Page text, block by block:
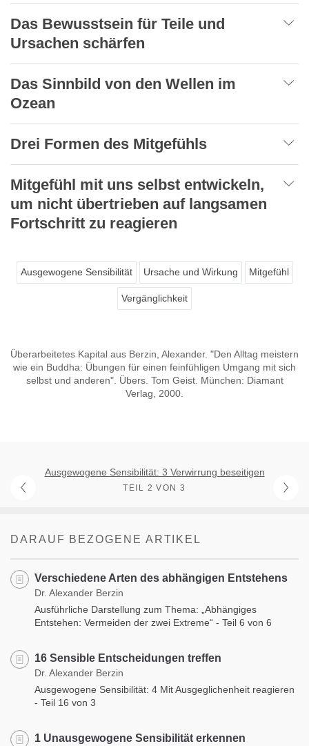
Das Bewusstsein für Teile und
Ursachen schärfen
Das Sinnbild von den Wellen im
Ozean
Drei Formen des Mitgefühls
Mitgefühl mit uns selbst entwickeln,
um nicht übertrieben auf langsamen
Fortschritt zu reagieren
Ausgewogene Sensibilität Ursache und Wirkung Mitgefühl
Vergänglichkeit
Überarbeitetes Kapital aus Berzin, Alexander. "Den Alltag meistern
wie ein Buddha: Übungen für einen feinfühligen Umgang mit sich
selbst und anderen". Übers. Tom Geist. München: Diamant
Verlag, 2000.
Ausgewogene Sensibilität: 3 Verwirrung beseitigen
TEIL 2 VON 3
DARAUF BEZOGENE ARTIKEL
Verschiedene Arten des abhängigen Entstehens
Dr. Alexander Berzin
Ausführliche Darstellung zum Thema: „Abhängiges
Entstehen: Vermeiden der zwei Extreme“ - Teil 6 von 6
16 Sensible Entscheidungen treffen
Dr. Alexander Berzin
Ausgewogene Sensibilität: 4 Mit Ausgeglichenheit reagieren
- Teil 16 von 3
1 Unausgewogene Sensibilität erkennen